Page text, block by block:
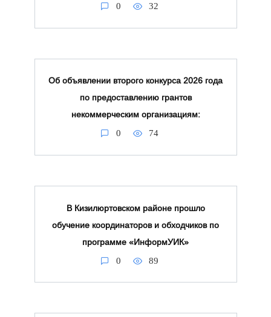
0 32
Об объявлении второго конкурса 2026 года
по предоставлению грантов
некоммерческим организациям:
0 74
В Кизилюртовском районе прошло
обучение координаторов и обходчиков по
программе «ИнформУИК»
0 89